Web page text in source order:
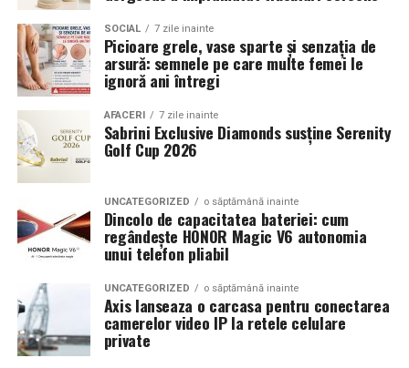
SOCIAL 7 zile inainte
Picioare grele, vase sparte și senzația de
arsură: semnele pe care multe femei le
ignoră ani întregi
AFACERI 7 zile inainte
Sabrini Exclusive Diamonds susține Serenity
Golf Cup 2026
UNCATEGORIZED o săptămână inainte
Dincolo de capacitatea bateriei: cum
regândește HONOR Magic V6 autonomia
unui telefon pliabil
UNCATEGORIZED o săptămână inainte
Axis lanseaza o carcasa pentru conectarea
camerelor video IP la retele celulare
private